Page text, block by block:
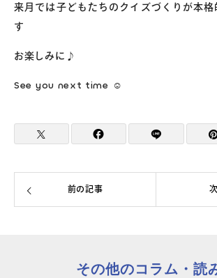
来月では子どもたちのクイズづくりが本格
す
お楽しみに♪
See you next time ☺
前の記事
その他のコラム・読